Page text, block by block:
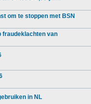
om te stoppen met BSN
fraudeklachten van
in NL